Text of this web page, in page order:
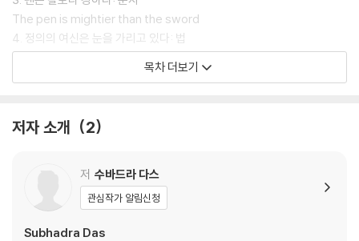
The pen is mightier than the sword
4. 정의의 여신은 눈을 가리고 있다: 법
Justice is blind
Time is money
Your country needs you
8. 예술을 위한 예술: 예술
Art for art’s sake
9. 죽음 앞에서는 모두가 평등하다: 죽음
목차 더보기
저자 소개 2
저 수바드라 다스
관심작가 알림신청
Subhadra Das